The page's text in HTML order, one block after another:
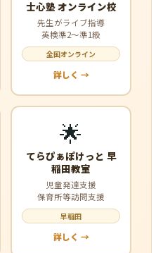
士心塾 オンライン校
先生がライブ指導
英検準2〜準1級
全国オンライン
詳しく →
🌟
てらぴぁぽけっと 早
稲田教室
児童発達支援
保育所等訪問支援
早稲田
詳しく →